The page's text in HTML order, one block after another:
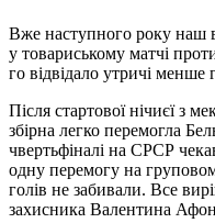
Вже наступного року наш
у товариському матчі
го відвідало утричі менше
Після стартової нічиєї з
збірна легко перемогла
чвертьфіналі на СРСР
одну перемогу на
голів не забивали. Все
захисника Валентина